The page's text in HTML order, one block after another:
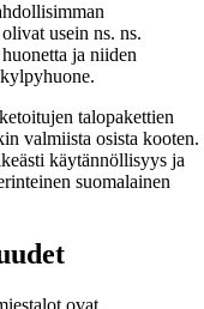
usein ns. ns.
ja niiden
talopakettien
valmiista osista kooten.
käytännöllisyys ja
suomalainen
ovat